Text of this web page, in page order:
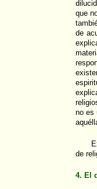
que
de
no es
de
4. El